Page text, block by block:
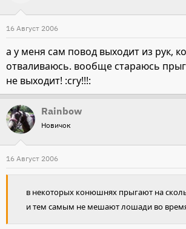
16 Август 2006
а у меня сам повод выходит из рук,
отваливаюсь. вообще стараюсь
не выходит! :cry!!!:
Rainbow
Новичок
16 Август 2006
в некоторых конюшнях прыгают на
и тем самым не мешают лошади во